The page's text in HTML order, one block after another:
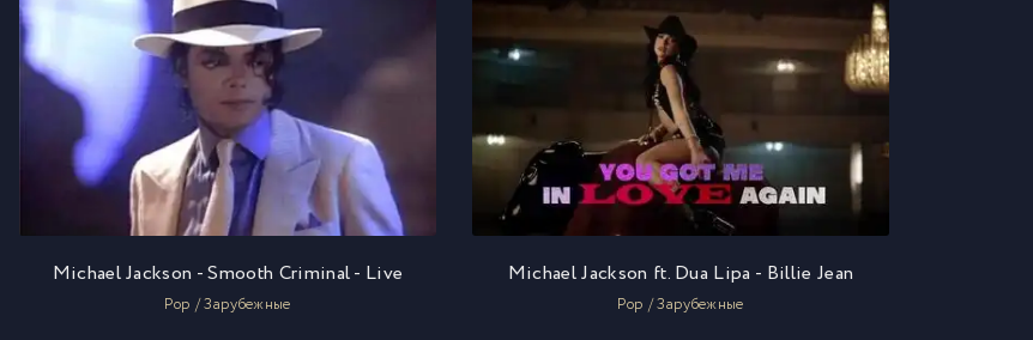
Michael Jackson - Smooth Criminal - Live
Pop / Зарубежные
Michael Jackson ft. Dua Lipa - Billie Jean
Pop / Зарубежные